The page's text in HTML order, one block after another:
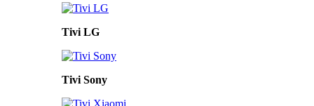
Tivi LG
Tivi Sony